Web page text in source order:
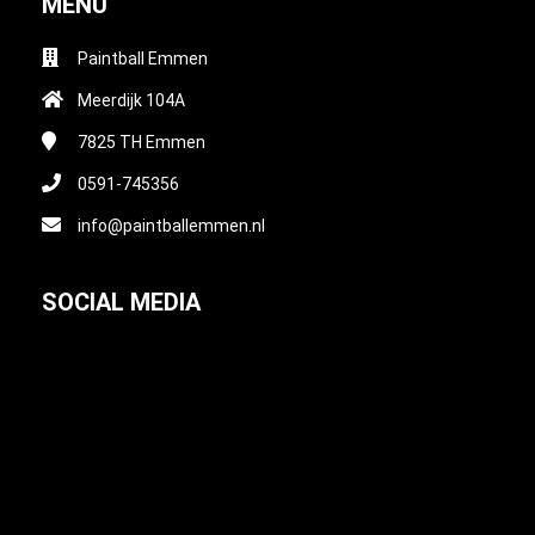
Paintball Emmen
Meerdijk 104A
7825 TH Emmen
0591-745356
info@paintballemmen.nl
SOCIAL MEDIA